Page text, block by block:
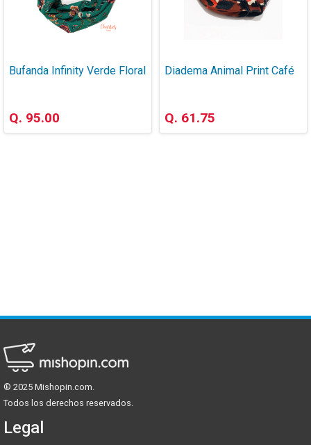
Bufanda Infinity Verde Floral
Q. 95.00
Diadema Animal Print Café
Q. 61.75
Mishopin.com
® 2025 Mishopin.com.
Todos los derechos reservados.
Legal